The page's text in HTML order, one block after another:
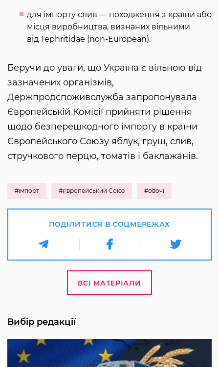
для імпорту слив — походження з країни або
місця виробництва, визнаних вільними
від Tephritidae (non-European).
Беручи до уваги, що Україна є вільною від
зазначених організмів,
Держпродспоживслужба запропонувала
Європейській Комісії прийняти рішення
щодо безперешкодного імпорту в країни
Європейського Союзу яблук, груш, слив,
стручкового перцю, томатів і баклажанів.
#імпорт #Європейський Союз #овочі
ПОДІЛИТИСЯ В СОЦМЕРЕЖАХ
ВСІ МАТЕРІАЛИ
Вибір редакції